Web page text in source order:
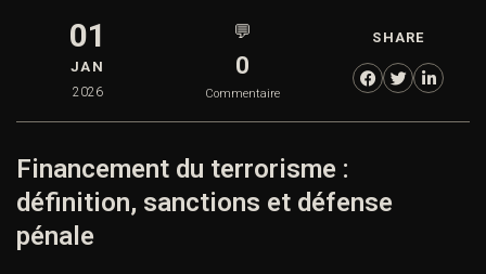
01
JAN
2026
💬
0
Commentaire
SHARE
Financement du terrorisme :
définition, sanctions et défense
pénale